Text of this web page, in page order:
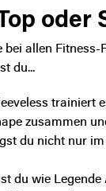
oder
allen
du...
trainiert
zusammen
du nicht nur
du wie